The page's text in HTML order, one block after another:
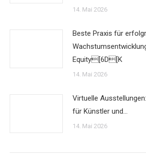
14. Mai 2026
Beste Praxis für
Equity[6D[K
14. Mai 2026
Virtuelle
für Künstler und…
14. Mai 2026